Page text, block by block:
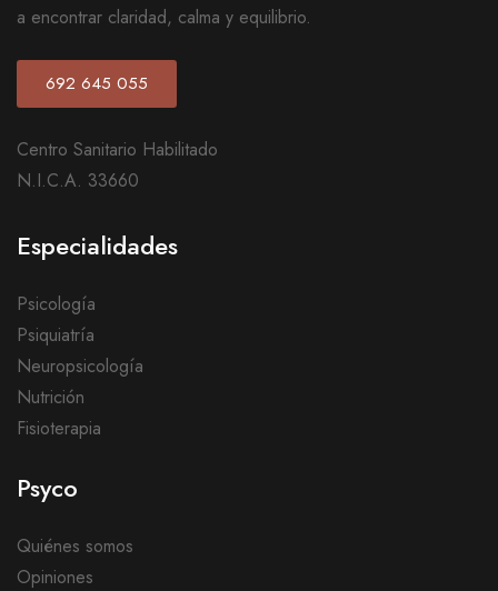
a encontrar claridad, calma y equilibrio.
692 645 055
Centro Sanitario Habilitado
N.I.C.A. 33660
Especialidades
Psicología
Psiquiatría
Neuropsicología
Nutrición
Fisioterapia
Psyco
Quiénes somos
Opiniones